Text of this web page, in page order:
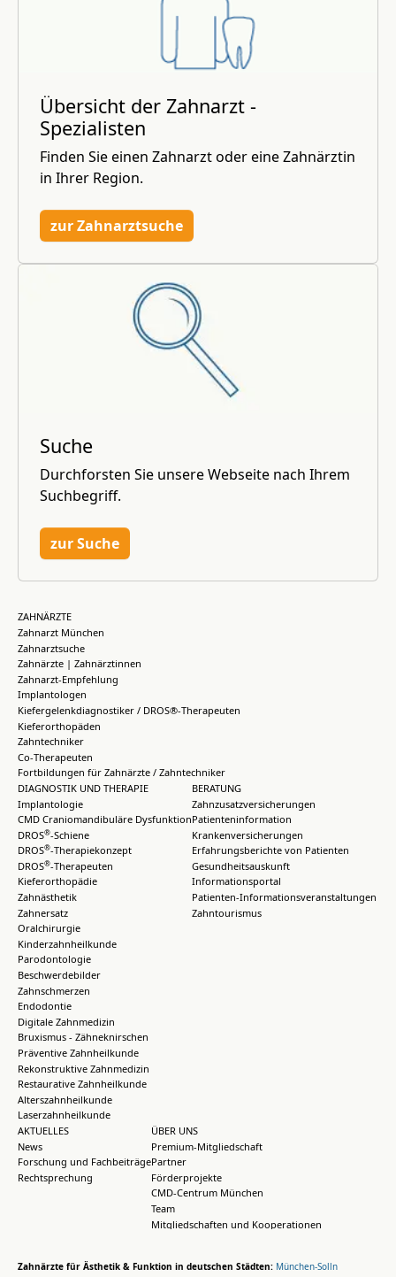
Übersicht der Zahnarzt -
Spezialisten
Finden Sie einen Zahnarzt oder eine Zahnärztin
in Ihrer Region.
zur Zahnarztsuche
Suche
Durchforsten Sie unsere Webseite nach Ihrem
Suchbegriff.
zur Suche
ZAHNÄRZTE
Zahnarzt München
Zahnarztsuche
Zahnärzte | Zahnärztinnen
Zahnarzt-Empfehlung
Implantologen
Kiefergelenkdiagnostiker / DROS®-Therapeuten
Kieferorthopäden
Zahntechniker
Co-Therapeuten
Fortbildungen für Zahnärzte / Zahntechniker
DIAGNOSTIK UND THERAPIE
Implantologie
CMD Craniomandibuläre Dysfunktion
DROS®-Schiene
DROS®-Therapiekonzept
DROS®-Therapeuten
Kieferorthopädie
Zahnästhetik
Zahnersatz
Oralchirurgie
Kinderzahnheilkunde
Parodontologie
Beschwerdebilder
Zahnschmerzen
Endodontie
Digitale Zahnmedizin
Bruxismus - Zähneknirschen
Präventive Zahnheilkunde
Rekonstruktive Zahnmedizin
Restaurative Zahnheilkunde
Alterszahnheilkunde
Laserzahnheilkunde
BERATUNG
Zahnzusatzversicherungen
Patienteninformation
Krankenversicherungen
Erfahrungsberichte von Patienten
Gesundheitsauskunft
Informationsportal
Patienten-Informationsveranstaltungen
Zahntourismus
AKTUELLES
News
Forschung und Fachbeiträge
Rechtsprechung
ÜBER UNS
Premium-Mitgliedschaft
Partner
Förderprojekte
CMD-Centrum München
Team
Mitgliedschaften und Kooperationen
Zahnärzte für Ästhetik & Funktion in deutschen Städten: München-Solln